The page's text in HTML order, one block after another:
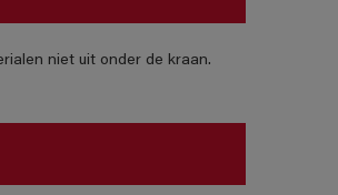
niet uit onder de kraan.